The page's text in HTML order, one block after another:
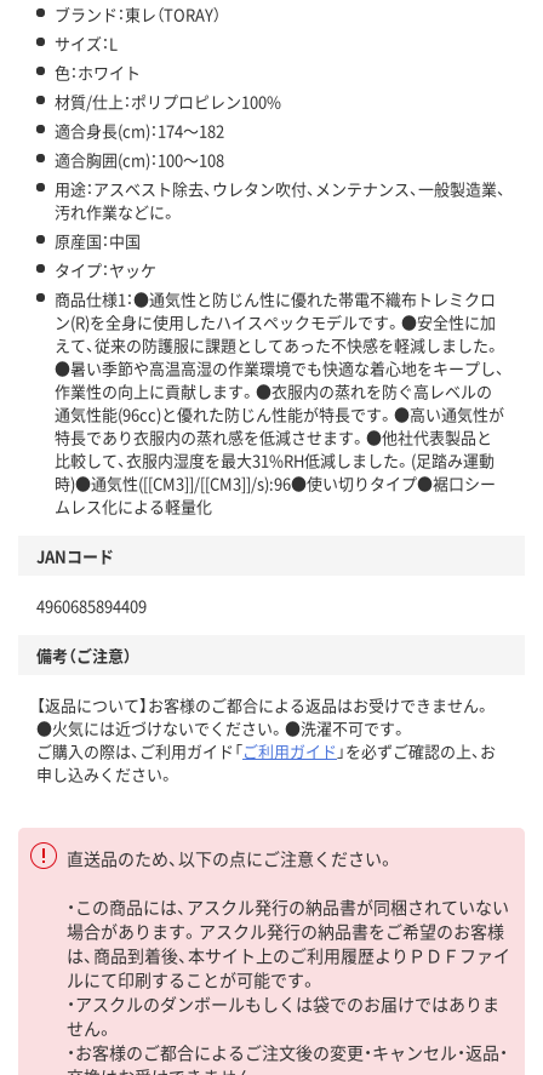
ブランド：東レ（TORAY）
サイズ：L
色：ホワイト
材質/仕上：ポリプロピレン100%
適合身長(cm)：174～182
適合胸囲(cm)：100～108
用途：アスベスト除去、ウレタン吹付、メンテナンス、一般製造業、
汚れ作業などに。
原産国：中国
タイプ：ヤッケ
商品仕様1：●通気性と防じん性に優れた帯電不織布トレミクロ
ン(R)を全身に使用したハイスペックモデルです。●安全性に加
えて、従来の防護服に課題としてあった不快感を軽減しました。
●暑い季節や高温高湿の作業環境でも快適な着心地をキープし、
作業性の向上に貢献します。●衣服内の蒸れを防ぐ高レベルの
通気性能(96cc)と優れた防じん性能が特長です。●高い通気性が
特長であり衣服内の蒸れ感を低減させます。●他社代表製品と
比較して、衣服内湿度を最大31%RH低減しました。(足踏み運動
時)●通気性([[CM3]]/[[CM3]]/s):96●使い切りタイプ●裾口シー
ムレス化による軽量化
JANコード
4960685894409
備考（ご注意）
【返品について】お客様のご都合による返品はお受けできません。
●火気には近づけないでください。●洗濯不可です。
ご購入の際は、ご利用ガイド「ご利用ガイド 」を必ずご確認の上、お
申し込みください。
直送品のため、以下の点にご注意ください。
・この商品には、アスクル発行の納品書が同梱されていない
場合があります。アスクル発行の納品書をご希望のお客様
は、商品到着後、本サイト上のご利用履歴よりＰＤＦファイ
ルにて印刷することが可能です。
・アスクルのダンボールもしくは袋でのお届けではありま
せん。
・お客様のご都合によるご注文後の変更・キャンセル・返品・